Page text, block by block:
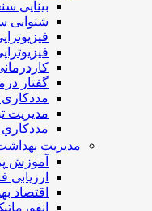
بینایی
شنوایی
گفتار
مديريت
مدیریت
آموزش
اقتصاد